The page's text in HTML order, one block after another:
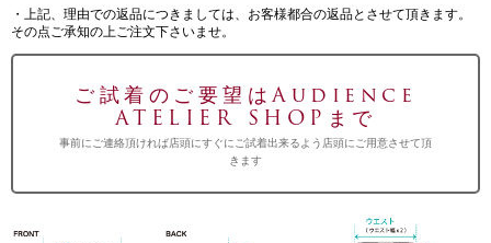
・上記、理由での返品につきましては、お客様都合の返品とさせて頂きます。
その点ご承知の上ご注文下さいませ。
ご試着のご要望はAudience
ATELIER SHOPまで
事前にご連絡頂ければ店頭にすぐにご試着出来るよう店頭にご用意させて頂
きます